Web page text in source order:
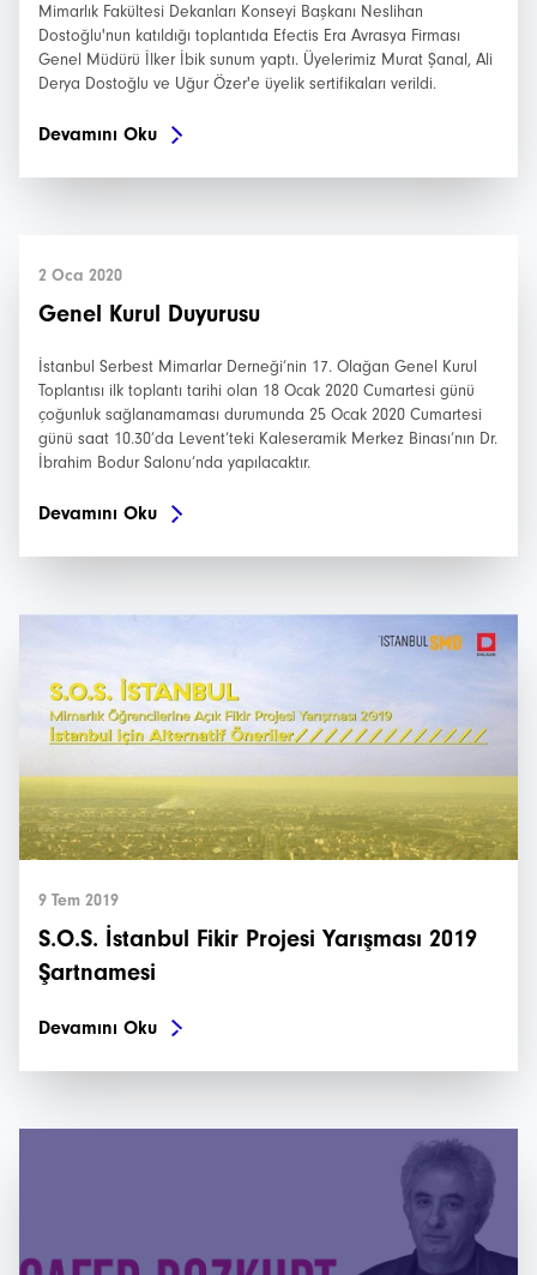
Mimarlık Fakültesi Dekanları Konseyi Başkanı Neslihan
Dostoğlu'nun katıldığı toplantıda Efectis Era Avrasya Firması
Genel Müdürü İlker İbik sunum yaptı. Üyelerimiz Murat Şanal, Ali
Derya Dostoğlu ve Uğur Özer'e üyelik sertifikaları verildi.
Devamını Oku
2 Oca 2020
Genel Kurul Duyurusu
İstanbul Serbest Mimarlar Derneği’nin 17. Olağan Genel Kurul
Toplantısı ilk toplantı tarihi olan 18 Ocak 2020 Cumartesi günü
çoğunluk sağlanamaması durumunda 25 Ocak 2020 Cumartesi
günü saat 10.30’da Levent’teki Kaleseramik Merkez Binası’nın Dr.
İbrahim Bodur Salonu’nda yapılacaktır.
Devamını Oku
9 Tem 2019
S.O.S. İstanbul Fikir Projesi Yarışması 2019
Şartnamesi
Devamını Oku